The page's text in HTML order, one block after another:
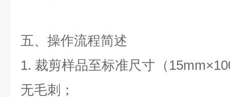
五、操作流程简述
1. 裁剪样品至标准尺寸（
无毛刺；